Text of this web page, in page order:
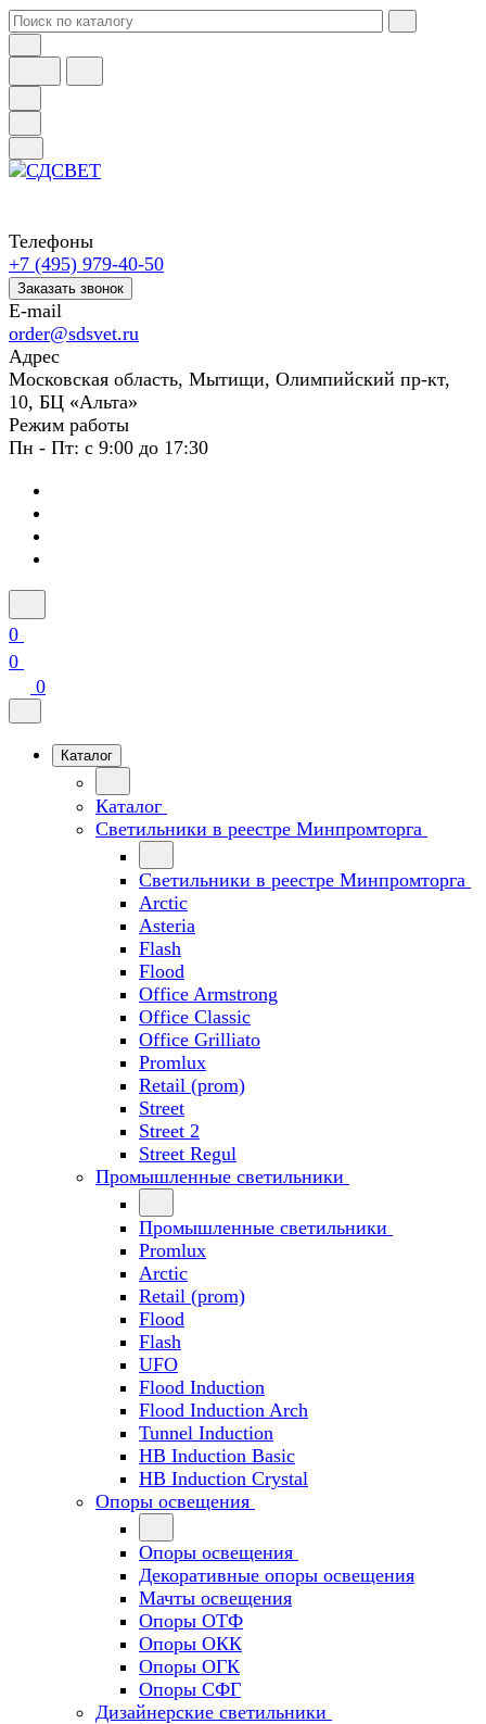
Телефоны
+7 (495) 979-40-50
Заказать звонок
E-mail
order@sdsvet.ru
Адрес
Московская область, Мытищи, Олимпийский пр-кт,
10, БЦ «Альта»
Режим работы
Пн - Пт: с 9:00 до 17:30
0
0
0
Каталог
Каталог
Светильники в реестре Минпромторга
Светильники в реестре Минпромторга
Arctic
Asteria
Flash
Flood
Office Armstrong
Office Classic
Office Grilliato
Promlux
Retail (prom)
Street
Street 2
Street Regul
Промышленные светильники
Промышленные светильники
Promlux
Arctic
Retail (prom)
Flood
Flash
UFO
Flood Induction
Flood Induction Arch
Tunnel Induction
HB Induction Basic
HB Induction Crystal
Опоры освещения
Опоры освещения
Декоративные опоры освещения
Мачты освещения
Опоры ОТФ
Опоры ОКК
Опоры ОГК
Опоры СФГ
Дизайнерские светильники